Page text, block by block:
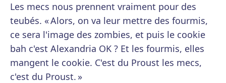
Les mecs nous prennent vraiment pour des
teubés. « Alors, on va leur mettre des fourmis,
ce sera l'image des zombies, et puis le cookie
bah c'est Alexandria OK ? Et les fourmis, elles
mangent le cookie. C'est du Proust les mecs,
c'est du Proust. »